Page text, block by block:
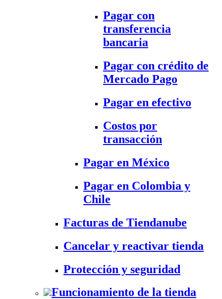
Pagar con
transferencia
bancaria
Pagar con crédito de
Mercado Pago
Pagar en efectivo
Costos por
transacción
Pagar en México
Pagar en Colombia y
Chile
Facturas de Tiendanube
Cancelar y reactivar tienda
Protección y seguridad
Funcionamiento de la tienda